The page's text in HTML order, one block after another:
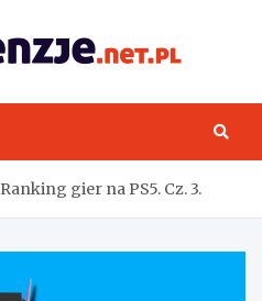
Ranking gier na PS5. Cz. 3.